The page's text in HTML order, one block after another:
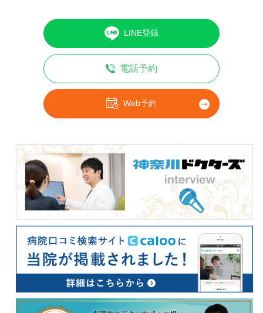
LINE登録
電話予約
Web予約